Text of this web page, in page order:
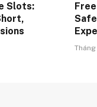
Slots: